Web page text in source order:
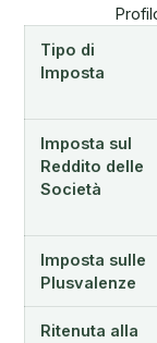
Tipo di
Imposta
Imposta sul
Reddito delle
Società
Imposta sulle
Plusvalenze
Ritenuta alla